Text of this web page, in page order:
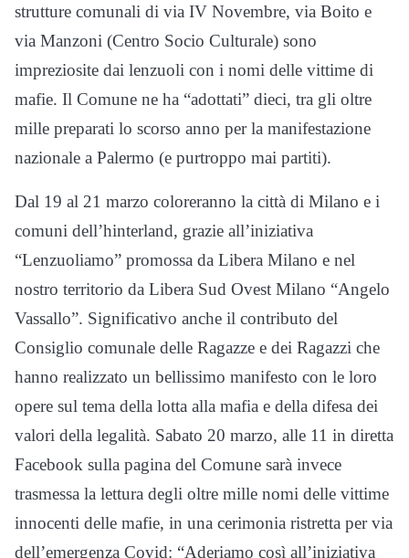
strutture comunali di via IV Novembre, via Boito e
via Manzoni (Centro Socio Culturale) sono
impreziosite dai lenzuoli con i nomi delle vittime di
mafie. Il Comune ne ha “adottati” dieci, tra gli oltre
mille preparati lo scorso anno per la manifestazione
nazionale a Palermo (e purtroppo mai partiti).
Dal 19 al 21 marzo coloreranno la città di Milano e i
comuni dell’hinterland, grazie all’iniziativa
“Lenzuoliamo” promossa da Libera Milano e nel
nostro territorio da Libera Sud Ovest Milano “Angelo
Vassallo”. Significativo anche il contributo del
Consiglio comunale delle Ragazze e dei Ragazzi che
hanno realizzato un bellissimo manifesto con le loro
opere sul tema della lotta alla mafia e della difesa dei
valori della legalità. Sabato 20 marzo, alle 11 in diretta
Facebook sulla pagina del Comune sarà invece
trasmessa la lettura degli oltre mille nomi delle vittime
innocenti delle mafie, in una cerimonia ristretta per via
dell’emergenza Covid: “Aderiamo così all’iniziativa